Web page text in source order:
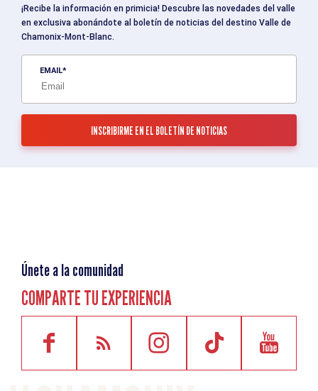
¡Recibe la información en primicia! Descubre las novedades del valle
en exclusiva abonándote al boletín de noticias del destino Valle de
Chamonix-Mont-Blanc.
EMAIL
Únete a la comunidad
COMPARTE TU EXPERIENCIA